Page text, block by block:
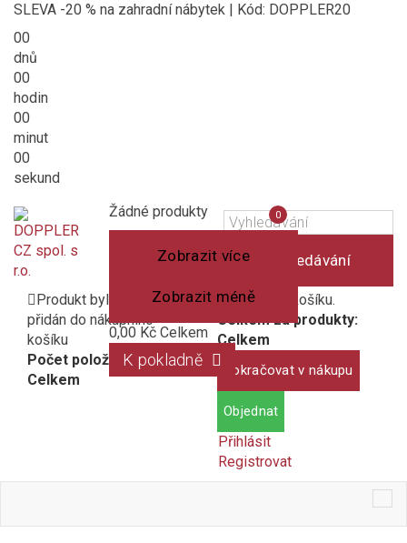
SLEVA -20 % na zahradní nábytek | Kód: DOPPLER20
00
dnů
00
hodin
00
minut
00
sekund
Vyhledávání
Košík
(prázdný)
Žádné produkty
Zobrazit více
Zobrazit méně
0,00 Kč Celkem
K pokladně
Produkt byl úspěšně
přidán do nákupního
košíku
Počet položek:
Celkem
1 produkt v košíku.
Celkem za produkty:
Celkem
Pokračovat v nákupu
Objednat
Přihlásit
Registrovat
Porovnání
produktů
0